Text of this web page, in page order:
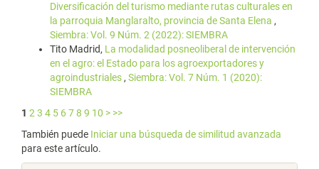
Diversificación del turismo mediante rutas culturales en
la parroquia Manglaralto, provincia de Santa Elena ,
Siembra: Vol. 9 Núm. 2 (2022): SIEMBRA
Tito Madrid, La modalidad posneoliberal de intervención
en el agro: el Estado para los agroexportadores y
agroindustriales , Siembra: Vol. 7 Núm. 1 (2020):
SIEMBRA
1 2 3 4 5 678 9 10 > >>
También puede Iniciar una búsqueda de similitud avanzada
para este artículo.